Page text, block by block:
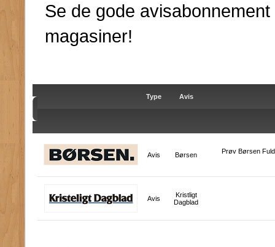
Se de gode
magasiner!
Type Avis
Avis Børsen Prøv Børsen
Avis
Kristligt
Dagblad